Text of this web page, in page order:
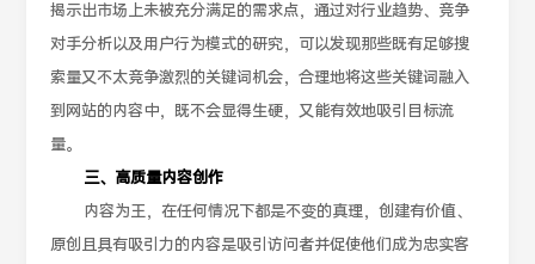
揭示出市场上未被充分满足的需求点，通过对行业趋势、竞争
对手分析以及用户行为模式的研究，可以发现那些既有足够搜
索量又不太竞争激烈的关键词机会，合理地将这些关键词融入
到网站的内容中，既不会显得生硬，又能有效地吸引目标流
量。
三、高质量内容创作
内容为王，在任何情况下都是不变的真理，创建有价值、
原创且具有吸引力的内容是吸引访问者并促使他们成为忠实客